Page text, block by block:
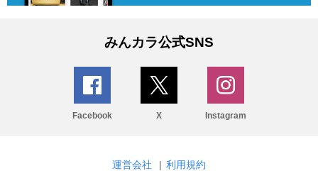
みんカラ公式SNS
Facebook X Instagram
運営会社 | 利用規約